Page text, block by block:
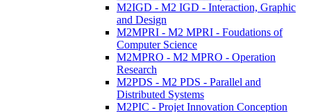
M2IGD - M2 IGD - Interaction, Graphic
and Design
M2MPRI - M2 MPRI - Foudations of
Computer Science
M2MPRO - M2 MPRO - Operation
Research
M2PDS - M2 PDS - Parallel and
Distributed Systems
M2PIC - Projet Innovation Conception